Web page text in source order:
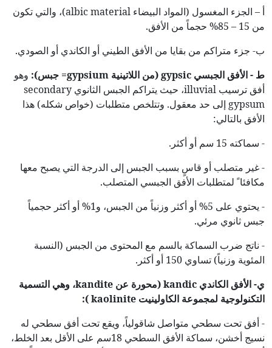
أ – الجزء المغسول (المواد البيضاء albic material)، والتي تكون
من 15 – 85% حجماً من الأفق.
ب- جزء متراكم من بقايا من الأفق الطيني أو الكاندي أو الصودي.
ط - الأفق الجبسي gypsic(من اللاتينية gypsium= جبس): وهو
أفق ترسيب illuvial، حيث يتراكم الجبس الثانوي secondary
gypsum إلى حد معقول. وتتلخص متطلبات (خواص شكله) هذا
الأفق بالتالي:
- سماكته 15 سم أو أكثر.
- غير متصلب أو قاسٍ بسبب الجبس إلى الدرجة التي يصبح معها
مكافئا ً لمتطلبات الأفق الجبسي المتصلب.
- يحتوي على 5% أو أكثر وزنياً من الجبس، و1% أو أكثر حجمياً
جبس ثانوي مرئي.
- ناتج ضرب السماكة بالسم مع المحتوى من الجبس (النسبة
المئوية وزنياً) تساوي 150 أو أكثر.
ي- الأفق الكاندي kandic(محورة عن kandite، وهي التسمية
التكنولوجية لمجموعة الكاولينيت kaolinite
):
- أفق تحت سطحي متواصل شاقولياً، ويقع تحت أفق سطحي له
نسيج أخشن، سماكة الأفق السطحي 18سم على الأقل بعد الخلط،